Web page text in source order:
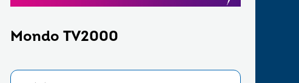
Mondo TV2000